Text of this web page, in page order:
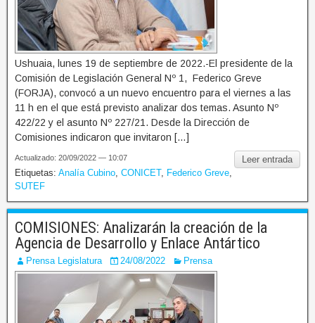
Ushuaia, lunes 19 de septiembre de 2022.-El presidente de la
Comisión de Legislación General Nº 1, Federico Greve
(FORJA), convocó a un nuevo encuentro para el viernes a las
11 h en el que está previsto analizar dos temas. Asunto Nº
422/22 y el asunto Nº 227/21. Desde la Dirección de
Comisiones indicaron que invitaron […]
Leer entrada
Actualizado: 20/09/2022 — 10:07
Etiquetas: Analía Cubino CONICET, Federico Greve
SUTEF
COMISIONES: Analizarán la creación de la
Agencia de Desarrollo y Enlace Antártico
Prensa Legislatura 24/08/2022 Prensa